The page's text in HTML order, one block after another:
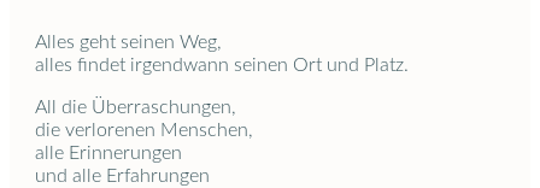
Alles geht seinen Weg,
alles findet irgendwann seinen Ort und Platz.
All die Überraschungen,
die verlorenen Menschen,
alle Erinnerungen
und alle Erfahrungen